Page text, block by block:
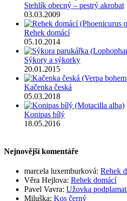
Stehlík obecný – pestrý akrobat
03.03.2009
Rehek domácí
05.10.2014
Sýkory a sýkorky
20.01.2015
Kačenka česká
05.03.2018
Konipas bílý
18.05.2016
Nejnovější komentáře
marcela luxemburková: Rehek
Věra Hejlova: Rehek domácí
Pavel Vavra: Užovka
Miluška: Kos černý